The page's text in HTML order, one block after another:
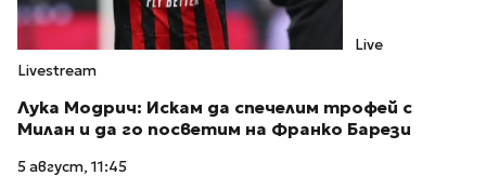
Live
Livestream
Лука Модрич: Искам да спечелим трофей с
Милан и да го посветим на Франко Барези
5 август, 11:45